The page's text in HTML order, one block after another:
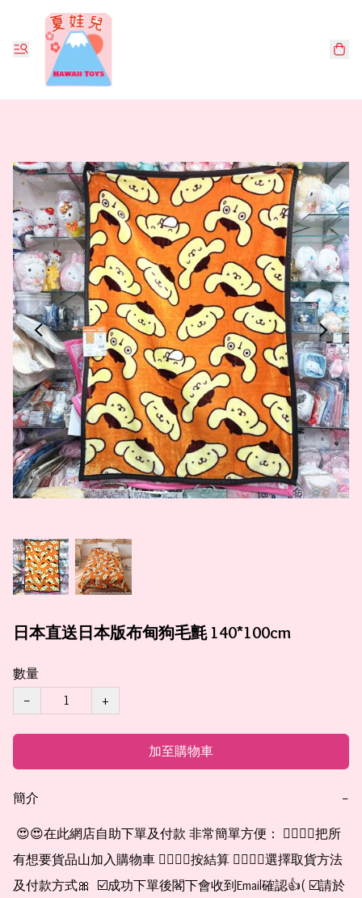
日本直送日本版布甸狗毛氈 140*100cm
數量
−
+
加至購物車
簡介 −
有想要貨品山加入購物車 👉🏻👉🏻按結算 👉🏻👉🏻選擇取貨方法
及付款方式🎀  ☑️成功下單後閣下會收到Email確認👍( ☑️請於